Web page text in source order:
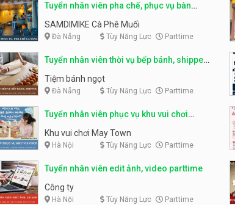
Tuyển nhân viên pha chế, phục vụ bàn
parttime
SAMDIMIKE Cà Phê Muối
Đà Nẵng Tùy Năng Lực Parttime
Tuyển nhân viên thời vụ bếp bánh, shipper
parttime
Tiệm bánh ngọt
Đà Nẵng Tùy Năng Lực Parttime
Tuyển nhân viên phục vụ khu vui chơi
parttime linh động
Khu vui chơi May Town
Hà Nội Tùy Năng Lực Parttime
Tuyển nhân viên edit ảnh, video parttime
Công ty
Hà Nội Tùy Năng Lực Parttime